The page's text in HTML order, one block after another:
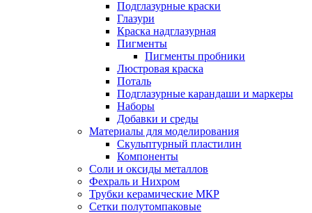
Подглазурные краски
Глазури
Краска надглазурная
Пигменты
Пигменты пробники
Люстровая краска
Поталь
Подглазурные карандаши и маркеры
Наборы
Добавки и среды
Материалы для моделирования
Скульптурный пластилин
Компоненты
Соли и оксиды металлов
Фехраль и Нихром
Трубки керамические МКР
Сетки полутомпаковые